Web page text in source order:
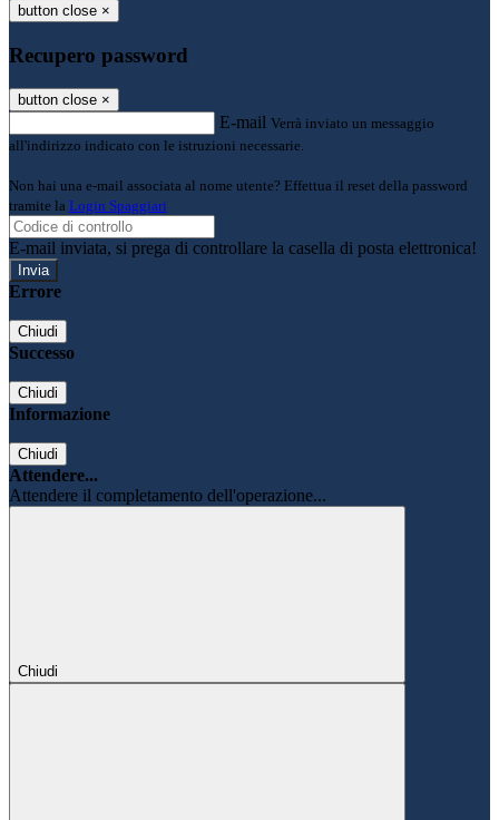
button close ×
Recupero password
button close ×
E-mail Verrà inviato un messaggio
all'indirizzo indicato con le istruzioni necessarie.
Non hai una e-mail associata al nome utente? Effettua il reset della password
tramite la Login Spaggiari
E-mail inviata, si prega di controllare la casella di posta elettronica!
Errore
Chiudi
Successo
Chiudi
Informazione
Chiudi
Attendere...
Attendere il completamento dell'operazione...
Chiudi